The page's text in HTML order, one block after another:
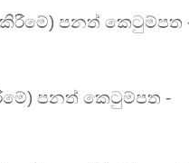
කිරීමේ) පනත් කෙටුම්පත
පනත් කෙටුම්පත -